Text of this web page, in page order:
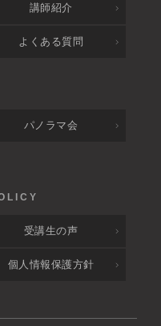
講師紹介
よくある質問
パノラマ会
受講生の声
個人情報保護方針